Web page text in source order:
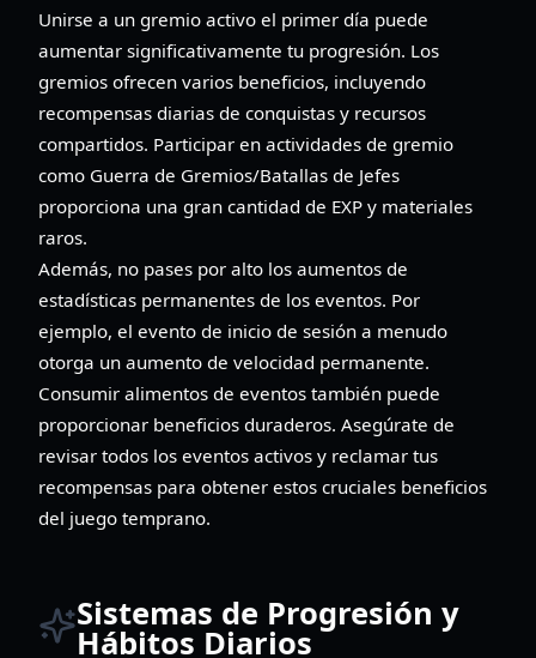
Unirse a un gremio activo el primer día puede
aumentar significativamente tu progresión. Los
gremios ofrecen varios beneficios, incluyendo
recompensas diarias de conquistas y recursos
compartidos. Participar en actividades de gremio
como Guerra de Gremios/Batallas de Jefes
proporciona una gran cantidad de EXP y materiales
raros.
Además, no pases por alto los aumentos de
estadísticas permanentes de los eventos. Por
ejemplo, el evento de inicio de sesión a menudo
otorga un aumento de velocidad permanente.
Consumir alimentos de eventos también puede
proporcionar beneficios duraderos. Asegúrate de
revisar todos los eventos activos y reclamar tus
recompensas para obtener estos cruciales beneficios
del juego temprano.
Sistemas de Progresión y
Hábitos Diarios